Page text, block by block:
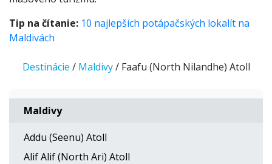
Tip na čítanie: 10 najlepších potápačských lokalít na
Maldivách
Destinácie / Maldivy/ Faafu (North Nilandhe) Atoll
Maldivy
Addu (Seenu) Atoll
Alif Alif (North Ari) Atoll